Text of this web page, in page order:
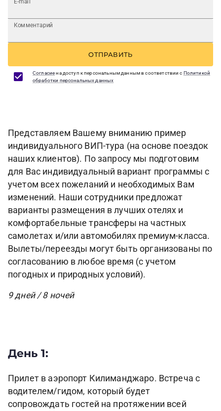
Комментарий
ОТПРАВИТЬ
Согласиена доступ к персональным данным в соответствии с Политикой
обработки персональных данных
Представляем Вашему вниманию пример
индивидуального ВИП-тура (на основе поездок
наших клиентов). По запросу мы подготовим
для Вас индивидуальный вариант программы с
учетом всех пожеланий и необходимых Вам
изменений. Наши сотрудники предложат
варианты размещения в лучших отелях и
комфортабельные трансферы на частных
самолетах и/или автомобилях премиум-класса.
Вылеты/переезды могут быть организованы по
согласованию в любое время (с учетом
погодных и природных условий).
9 дней / 8 ночей
День 1:
Прилет в аэропорт Килиманджаро. Встреча с
водителем/гидом, который будет
сопровождать гостей на протяжении всей